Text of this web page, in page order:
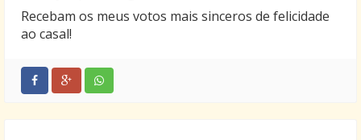
Recebam os meus votos mais sinceros de felicidade
ao casal!